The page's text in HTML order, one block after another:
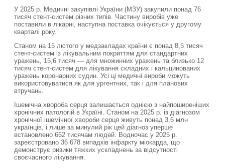
У 2025 р. Медичні закупівлі України (МЗУ) закупили понад 76
тисяч стент-систем різних типів. Частину виробів уже
поставили в лікарні, наступна поставка очікується у другому
кварталі року.
Станом на 15 лютого у медзакладах країни є понад 8,5 тисяч
стент-систем із лікувальним покриттям для стандартних
уражень, 15,6 тисяч — для множинних уражень та близько 12
тисяч стент-систем для лікування складних і кальцинованих
уражень коронарних судин. Усі ці медичні вироби можуть
використовуватися як для ургентних, так і для планових
втручань.
Ішемічна хвороба серця залишається однією з найпоширеніших
хронічних патологій в Україні. Станом на 2025 р. із діагнозом
хронічної ішемічної хвороби серця живуть понад 3,6 млн
українців, і лише за минулий рік цей діагноз уперше
встановлено 662 тисячам людей. Водночас у 2025 р.
зареєстровано 36 678 випадків інфаркту міокарда, що
демонструє ризики тяжких ускладнень за відсутності
своєчасного лікування.